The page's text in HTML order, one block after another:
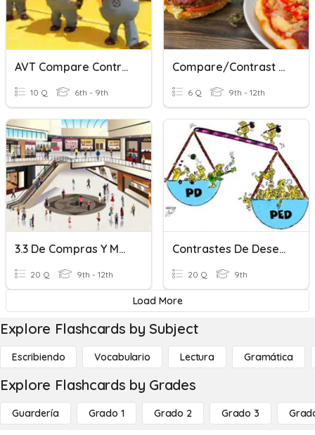
AVT Compare Contrast 8th
10 Q 6th - 9th
Compare/Contrast Poll
6 Q 9th - 12th
3.3 De Compras Y Mandados
20 Q 9th - 12th
Contrastes De Desenvolvimento
20 Q 9th
Load More
Explore Flashcards by Subject
Escribiendo Vocabulario Lectura Gramática
Explore Flashcards by Grades
Guardería Grado 1 Grado 2 Grado 3